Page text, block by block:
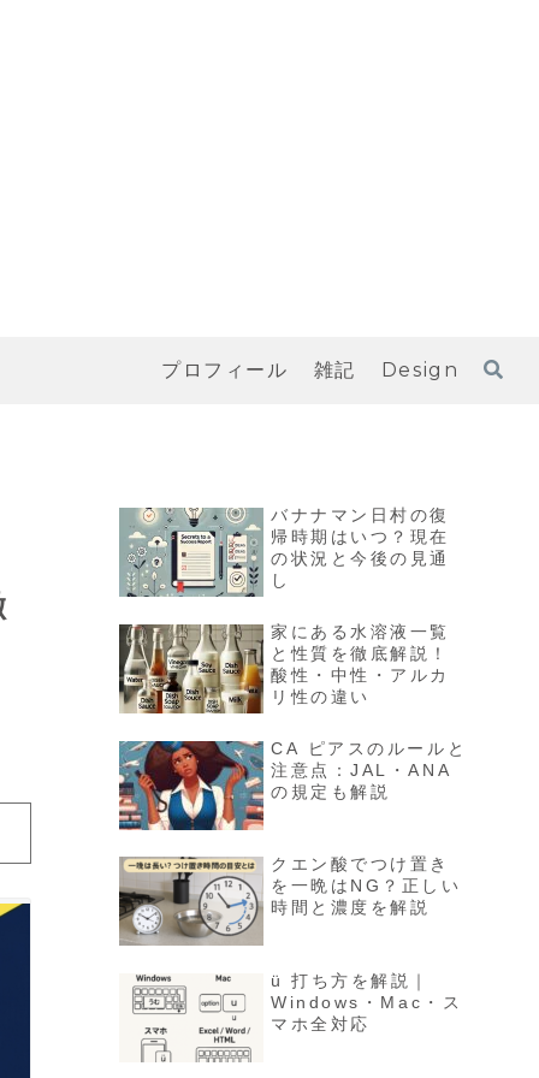
プロフィール 雑記 Design
バナナマン日村の復
帰時期はいつ？現在
の状況と今後の見通
し
家にある水溶液一覧
と性質を徹底解説！
酸性・中性・アルカ
リ性の違い
CA ピアスのルールと
注意点：JAL・ANA
の規定も解説
クエン酸でつけ置き
を一晩はNG？正しい
時間と濃度を解説
ü 打ち方を解説｜
Windows・Mac・ス
マホ全対応